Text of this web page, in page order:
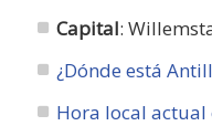
Capital:
¿Dónde está
Hora local actual